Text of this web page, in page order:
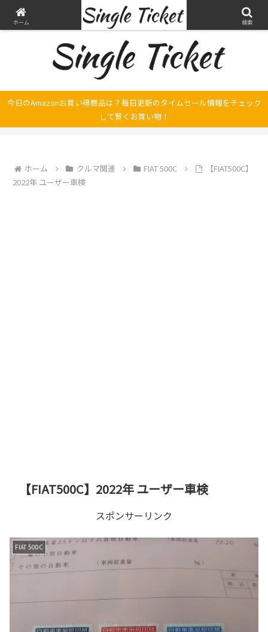
ヤマハ SRX250とFilano115、スバル エクシーガの整備・修理そして旅の記録
今日のAmazonお買い得商品は？毎日更新のタイムセール情報をチェック
して賢くお買い物！
ホーム クルマ関連 FIAT 500C
【FIAT500C】
2022年 ユーザー車検
【FIAT500C】2022年 ユーザー車検
スポンサーリンク
FIAT 500C
ホーム 検索